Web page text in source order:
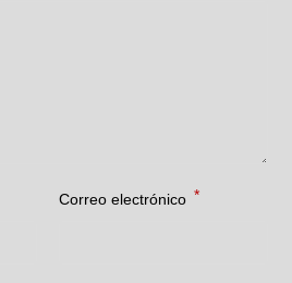
Correo electrónico *